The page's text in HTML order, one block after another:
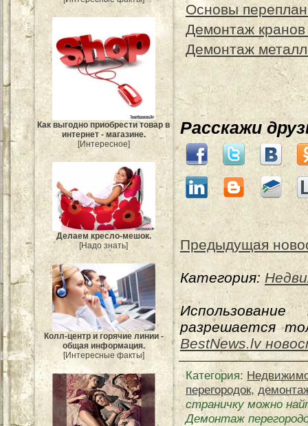
Как выгодно приобрести товар в
интернет - магазине.
[Интересное]
Делаем кресло-мешок.
[Надо знать]
Колл-центр и горячие линии -
общая информация.
[Интересные факты]
Основы
Демонтаж кранов
Демонтаж
Расскажи
Предыдущая
Категория:
разрешается
BestNews.lv
Категория:
перегородок,
страничку можно
Демонтаж